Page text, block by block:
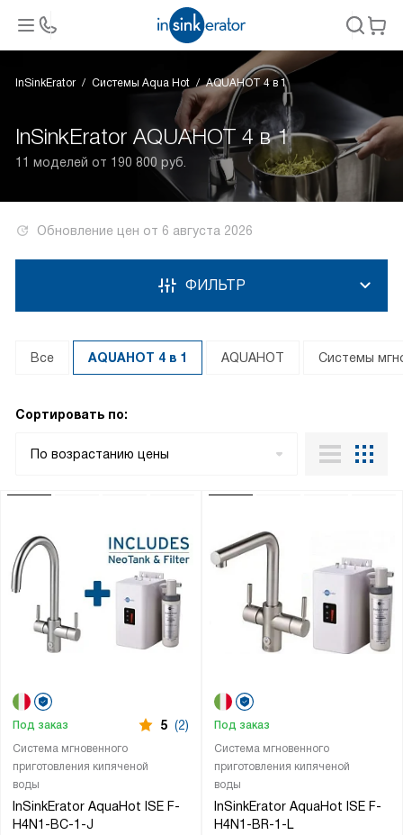
InSinkErator Системы Aqua Hot AQUAHOT 4 в 1
InSinkErator AQUAHOT 4 в 1
11 моделей от 190 800 руб.
Обновление цен от 6 августа 2026
ФИЛЬТР
Все AQUAHOT 4 в 1 AQUAHOT Системы
Сортировать по:
По возрастанию цены
Система мгновенного
приготовления кипяченой
воды
InSinkErator AquaHot ISE F-
H4N1-BC-1-J
Под заказ 5 (2)
Система мгновенного
приготовления кипяченой
воды
InSinkErator AquaHot ISE F-
H4N1-BR-1-L
Под заказ